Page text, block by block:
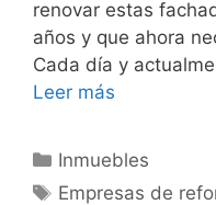
renovar estas
años y que ahora
Cada día y
Leer más
Categorías
Inmuebles
Etiquetas
Empresas de